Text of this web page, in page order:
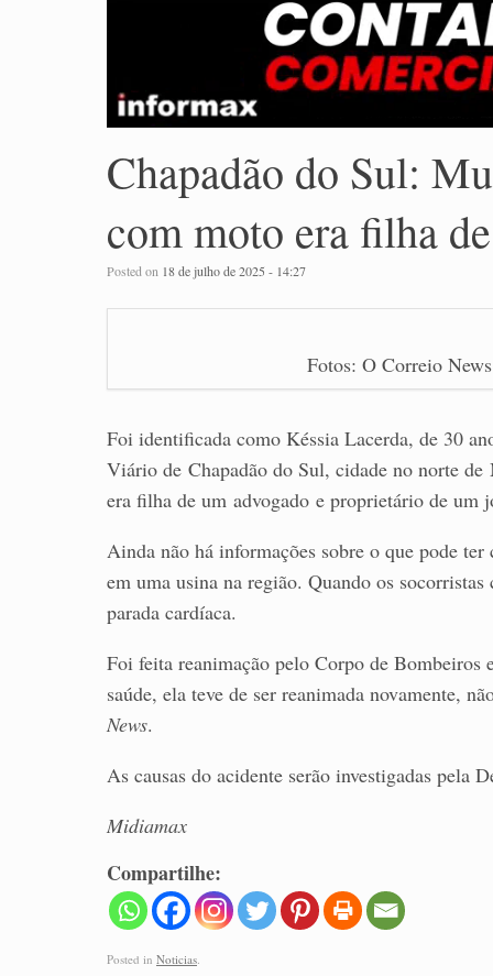
Chapadão do Sul:
com moto era filha
Posted on 18 de julho de 2025 - 14:27
Fotos: O Correio
Foi identificada como Késsia Lacerda, de 30
Viário de Chapadão do Sul, cidade no norte
era filha de um advogado e proprietário de um
Ainda não há informações sobre o que pode
em uma usina na região. Quando os
parada cardíaca.
Foi feita reanimação pelo Corpo de Bombeiros
saúde, ela teve de ser reanimada novamente,
News.
As causas do acidente serão investigadas pela
Midiamax
Compartilhe:
Posted in Noticias